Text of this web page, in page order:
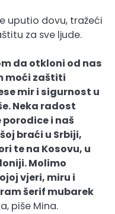
uputio dovu, tražeći
za sve ljude.
da otkloni od nas
moći zaštiti
mir i sigurnost u
Neka radost
i naš
braći u Srbiji,
te na Kosovu, u
Molimo
vjeri, miru i
šerif mubarek
piše Mina.